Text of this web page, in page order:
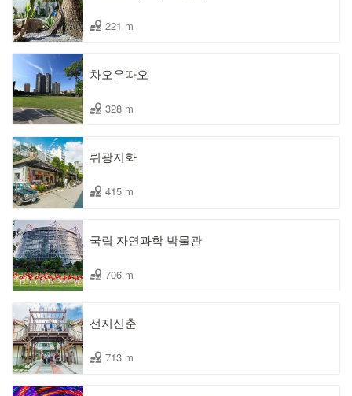
221 m
차오우따오
328 m
뤼광지화
415 m
국립 자연과학 박물관
706 m
선지신춘
713 m